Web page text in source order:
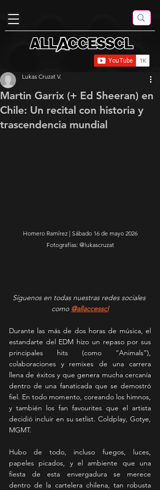
Martin Garrix (+ Ed Sheeran) en
Chile: Un recital con historia y
trascendencia mundial
Lukas Cruzat V.
Homero Ramírez | Sábado 16 de mayo 2026
Fotografías: @lukascruzat
Síguenos en todas nuestras redes sociales
como @allaccesscl
Durante las más de dos horas de música, el
estandarte del EDM hizo un repaso por sus
principales hits (como “Animals”),
colaboraciones y remixes de una carrera
llena de éxitos y que genera mucha cercanía
dentro de una fanaticada que se demostró
fiel. En todo momento, coreando los himnos,
y también los fan favourites que el artista
decidió incluir en su setlist. Coldplay, Gotye,
MGMT.
Hubo de todo, incluso fuegos, luces,
papeles picados, y el ambiente que una
fiesta de esta envergadura se merece
dentro de la cartelera chilena, tan robusta